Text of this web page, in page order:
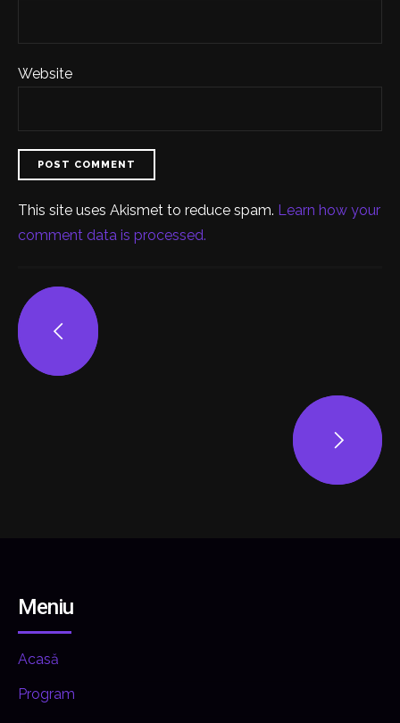
Website
POST COMMENT
This site uses Akismet to reduce spam. Learn how your
comment data is processed.
Meniu
Acasă
Program